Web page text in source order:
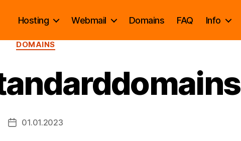
Hosting Webmail Domains FAQ Info
Kategorien
DOMAINS
Beitragsautor
o
O
Beitragsdatum
01.01.2023